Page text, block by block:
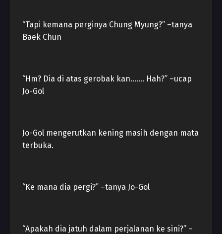
“Tapi kemana perginya Chung Myung?” –tanya
Baek Chun
“Hm? Dia di atas gerobak kan……. Hah?” –ucap
Jo-Gol
Jo-Gol mengerutkan kening masih dengan mata
terbuka.
“Ke mana dia pergi?” –tanya Jo-Gol
“Apakah dia jatuh dalam perjalanan ke sini?” –